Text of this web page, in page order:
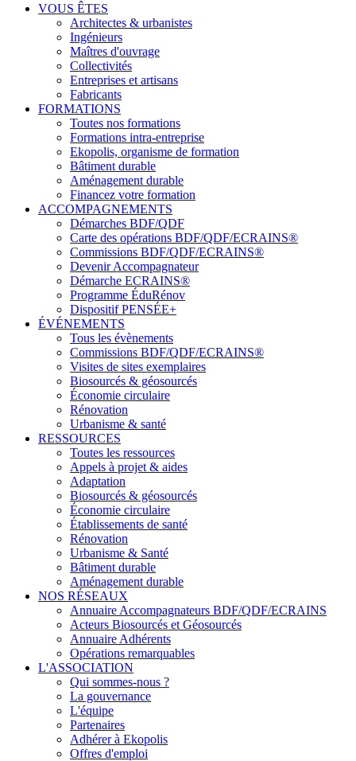
VOUS ÊTES
Architectes & urbanistes
Ingénieurs
Maîtres d'ouvrage
Collectivités
Entreprises et artisans
Fabricants
FORMATIONS
Toutes nos formations
Formations intra-entreprise
Ekopolis, organisme de formation
Bâtiment durable
Aménagement durable
Financez votre formation
ACCOMPAGNEMENTS
Démarches BDF/QDF
Carte des opérations BDF/QDF/ECRAINS®
Commissions BDF/QDF/ECRAINS®
Devenir Accompagnateur
Démarche ECRAINS®
Programme ÉduRénov
Dispositif PENSÉE+
ÉVÉNEMENTS
Tous les évènements
Commissions BDF/QDF/ECRAINS®
Visites de sites exemplaires
Biosourcés & géosourcés
Économie circulaire
Rénovation
Urbanisme & santé
RESSOURCES
Toutes les ressources
Appels à projet & aides
Adaptation
Biosourcés & géosourcés
Économie circulaire
Établissements de santé
Rénovation
Urbanisme & Santé
Bâtiment durable
Aménagement durable
NOS RÉSEAUX
Annuaire Accompagnateurs BDF/QDF/ECRAINS
Acteurs Biosourcés et Géosourcés
Annuaire Adhérents
Opérations remarquables
L'ASSOCIATION
Qui sommes-nous ?
La gouvernance
L'équipe
Partenaires
Adhérer à Ekopolis
Offres d'emploi